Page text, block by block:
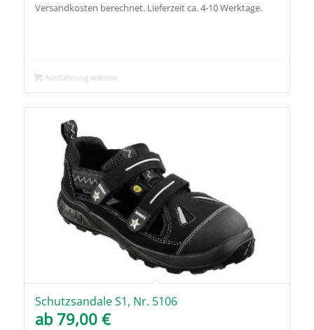
Versandkosten berechnet. Lieferzeit ca. 4-10 Werktage.
Ausführung wählen
Schutzsandale S1, Nr. 5106
ab 79,00 €